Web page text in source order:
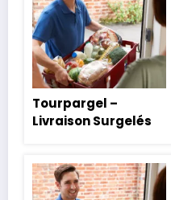
Tourpargel –
Livraison Surgelés